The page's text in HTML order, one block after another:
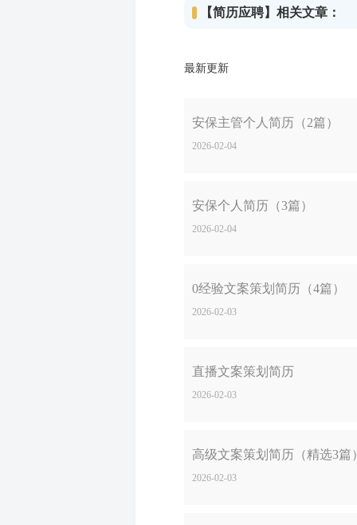
【简历应聘】相关文章：
最新更新
安保主管个人简历（2篇）
2026-02-04
安保个人简历（3篇）
2026-02-04
0经验文案策划简历（4篇）
2026-02-03
直播文案策划简历
2026-02-03
高级文案策划简历（精选3篇
2026-02-03